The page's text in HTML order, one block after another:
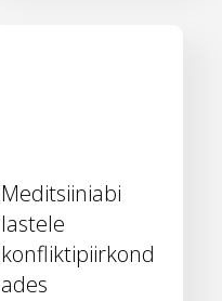
Meditsiiniabi
lastele
konfliktipiirkond
ades